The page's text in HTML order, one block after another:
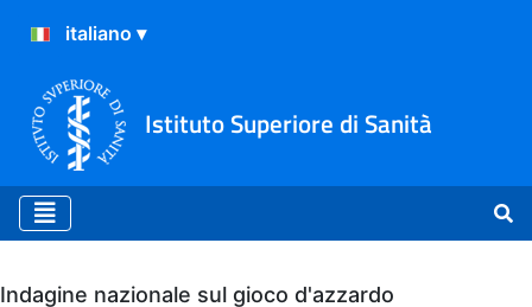
Istituto Superiore di Sanità
Indagine nazionale sul gioco d'azzardo